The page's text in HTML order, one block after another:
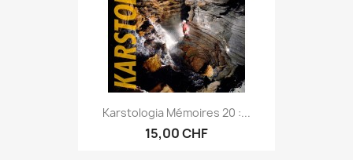
Karstologia Mémoires 20 :...
15,00 CHF